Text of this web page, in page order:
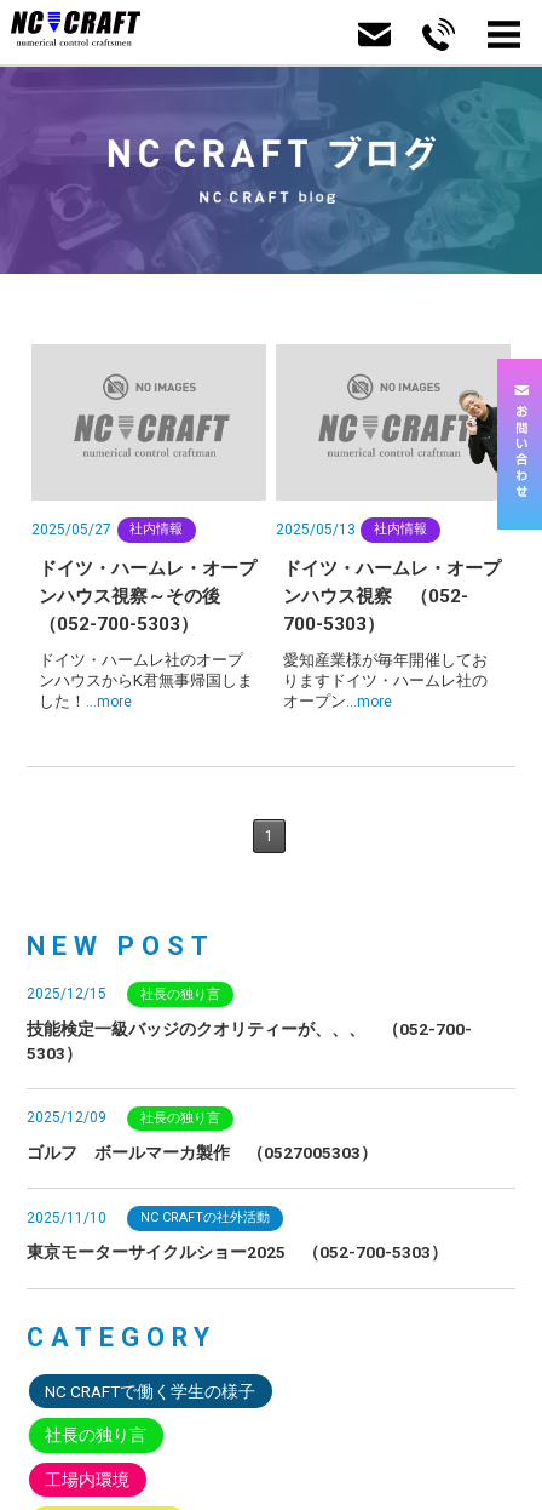
2025/05/27 社内情報
ドイツ・ハームレ・オープ
ンハウス視察～その後
（052-700-5303）
ドイツ・ハームレ社のオープ
ンハウスからK君無事帰国しま
した！
…more
2025/05/13 社内情報
ドイツ・ハームレ・オープ
ンハウス視察 （052-
700-5303）
愛知産業様が毎年開催してお
りますドイツ・ハームレ社の
オープン …more
1
NEW POST
2025/12/15 社長の独り言
技能検定一級バッジのクオリティーが、、、 （052-700-
5303）
2025/12/09 社長の独り言
ゴルフ ボールマーカ製作 （0527005303）
2025/11/10 NC CRAFTの社外活動
東京モーターサイクルショー2025 （052-700-5303）
CATEGORY
NC CRAFTで働く学生の様子
社長の独り言
工場内環境